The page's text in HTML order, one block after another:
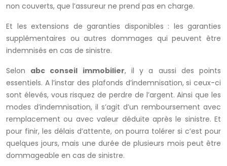
non couverts, que l’assureur ne prend pas en charge.
Et les extensions de garanties disponibles : les garanties
supplémentaires ou autres dommages qui peuvent être
indemnisés en cas de sinistre.
Selon abc conseil immobilier, il y a aussi des points
essentiels. A l’instar des plafonds d’indemnisation, si ceux-ci
sont élevés, vous risquez de perdre de l’argent. Ainsi que les
modes d’indemnisation, il s’agit d’un remboursement avec
remplacement ou avec valeur déduite après le sinistre. Et
pour finir, les délais d’attente, on pourra tolérer si c’est pour
quelques jours, mais une durée de plusieurs mois peut être
dommageable en cas de sinistre.